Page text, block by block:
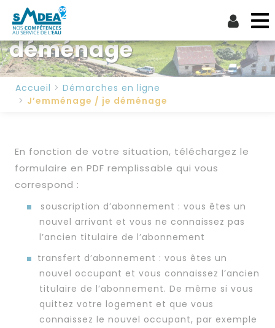
J’emménage / je
déménage
Accueil
Démarches en ligne
J’emménage / je déménage
En fonction de votre situation, téléchargez le
formulaire en PDF remplissable qui vous
correspond :
souscription d’abonnement : vous êtes un
nouvel arrivant et vous ne connaissez pas
l’ancien titulaire de l’abonnement
transfert d’abonnement : vous êtes un
nouvel occupant et vous connaissez l’ancien
titulaire de l’abonnement. De même si vous
quittez votre logement et que vous
connaissez le nouvel occupant, par exemple